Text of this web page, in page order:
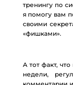
тренингу по
я помогу вам
своими
«фишками».
А тот факт,
недели,